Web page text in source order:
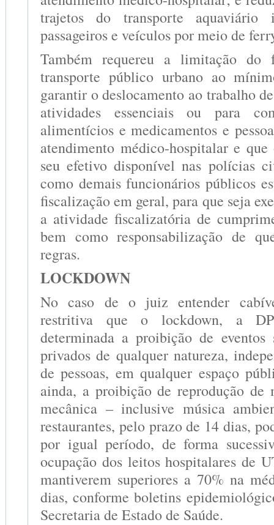
trajetos do transporte aquaviário
passageiros e veículos por meio de
Também requereu a limitação do
transporte público urbano ao
garantir o deslocamento ao trabalho
atividades essenciais ou para
alimentícios e medicamentos e
atendimento médico-hospitalar e
seu efetivo disponível nas polícias
como demais funcionários públicos
fiscalização em geral, para que seja
a atividade fiscalizatória de
bem como responsabilização de
regras.
LOCKDOWN
No caso de o juiz entender
restritiva que o lockdown, a
determinada a proibição de
privados de qualquer natureza,
de pessoas, em qualquer espaço
ainda, a proibição de reprodução de
mecânica – inclusive música
restaurantes, pelo prazo de 14 dias,
por igual período, de forma
ocupação dos leitos hospitalares de
mantiverem superiores a 70% na
dias, conforme boletins
Secretaria de Estado de Saúde.